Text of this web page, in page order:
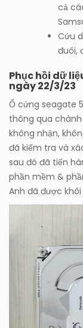
cả
Cứu
đuôi,
Phục hồi dữ
ngày 22/3/23
Ổ cứng seagate
thông qua
không nhận,
đã kiểm tra và
sau đó đã tiến
phần mềm &
Anh đã được